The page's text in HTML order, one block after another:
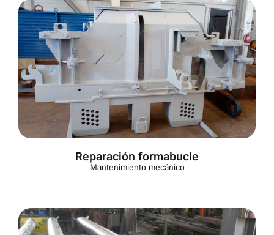
Reparación formabucle
Mantenimiento mecánico